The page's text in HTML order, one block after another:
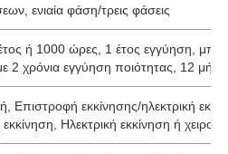
ενιαία φάση/τρεις φάσεις
ή 1000 ώρες, 1 έτος εγγύηση,
2 χρόνια εγγύηση ποιότητας, 12
Επιστροφή εκκίνησης/ηλεκτρική
εκκίνηση, Ηλεκτρική εκκίνηση ή